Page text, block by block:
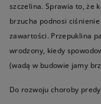
szczelina. Sprawia to, że
brzucha podnosi
zawartości. Przepuklina
wrodzony, kiedy
(wadą w budowie jamy
Do rozwoju choroby